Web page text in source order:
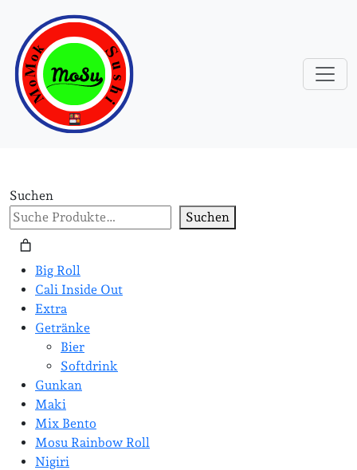
Suchen
Suchen
Big Roll
Cali Inside Out
Extra
Getränke
Bier
Softdrink
Gunkan
Maki
Mix Bento
Mosu Rainbow Roll
Nigiri